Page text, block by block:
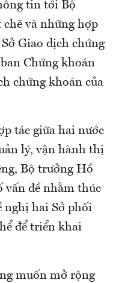
tin tới Bộ
và những hợp
Giao dịch chứng
Chứng khoán
chứng khoán của
tác giữa hai nước
lý, vận hành thị
Bộ trưởng Hồ
vấn đề nhằm thúc
nghị hai Sở phối
để triển khai
muốn mở rộng